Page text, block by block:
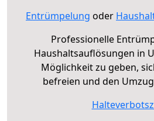
Entrümpelung oder
Professionelle
Haushaltsauflösungen in
Möglichkeit zu geben,
befreien und den